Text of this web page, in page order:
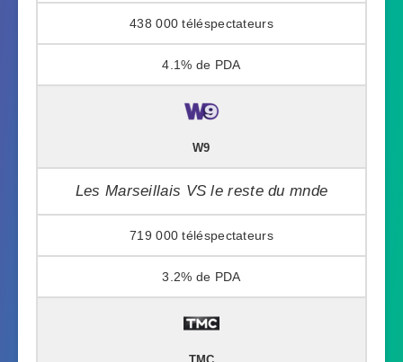
438 000
4.1%
W9
Les Marseillais VS le reste du mnde
719 000
3.2%